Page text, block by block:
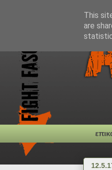
This
are